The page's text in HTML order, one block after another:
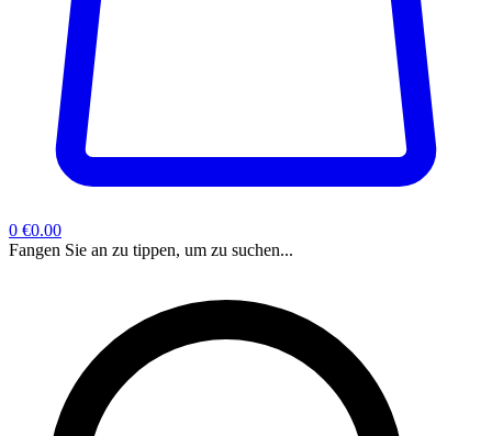
0 €0.00
Fangen Sie an zu tippen, um zu suchen...